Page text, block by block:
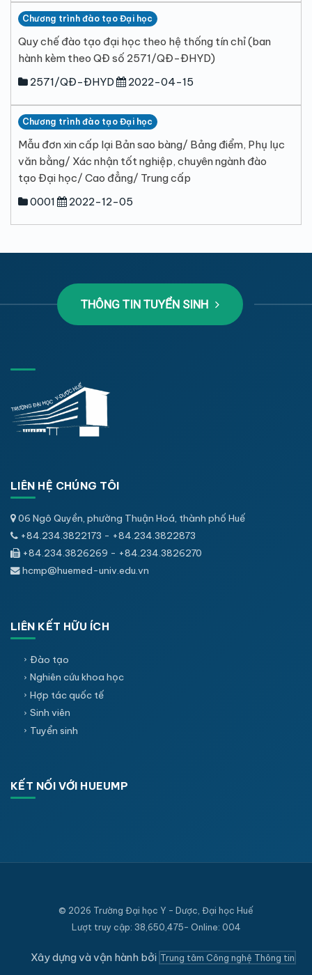
Chương trình đào tạo Đại học
Quy chế đào tạo đại học theo hệ thống tín chỉ (ban
hành kèm theo QĐ số 2571/QĐ-ĐHYD)
2571/QĐ-ĐHYD
2022-04-15
Chương trình đào tạo Đại học
Mẫu đơn xin cấp lại Bản sao bàng/ Bảng điểm, Phụ lục
văn bằng/ Xác nhận tốt nghiệp, chuyên ngành đào
tạo Đại học/ Cao đẳng/ Trung cấp
0001
2022-12-05
THÔNG TIN TUYỂN SINH
LIÊN HỆ CHÚNG TÔI
06 Ngô Quyền, phường Thuận Hoá, thành phố Huế
+84.234.3822173 - +84.234.3822873
+84.234.3826269 - +84.234.3826270
hcmp@huemed-univ.edu.vn
LIÊN KẾT HỮU ÍCH
Đào tạo
Nghiên cứu khoa học
Hợp tác quốc tế
Sinh viên
Tuyển sinh
KẾT NỐI VỚI HUEUMP
© 2026 Trường Đại học Y - Dược, Đại học Huế
Lượt truy cập: 38,650,475- Online: 004
Xây dựng và vận hành bởi Trung tâm Công nghệ Thông tin